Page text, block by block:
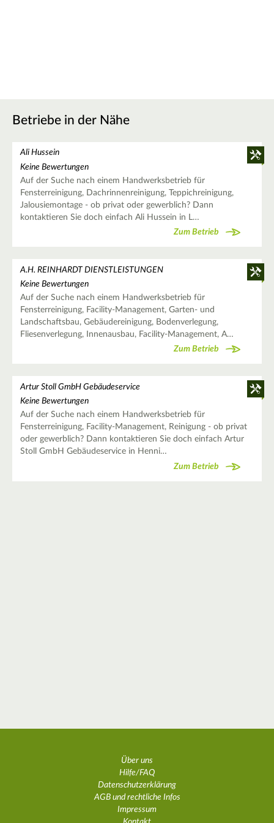
Betriebe in der Nähe
Ali Hussein
Keine Bewertungen
Auf der Suche nach einem Handwerksbetrieb für
Fensterreinigung, Dachrinnenreinigung, Teppichreinigung,
Jalousiemontage - ob privat oder gewerblich? Dann
kontaktieren Sie doch einfach Ali Hussein in L…
Zum Betrieb
A.H. REINHARDT DIENSTLEISTUNGEN
Keine Bewertungen
Auf der Suche nach einem Handwerksbetrieb für
Fensterreinigung, Facility-Management, Garten- und
Landschaftsbau, Gebäudereinigung, Bodenverlegung,
Fliesenverlegung, Innenausbau, Facility-Management, A…
Zum Betrieb
Artur Stoll GmbH Gebäudeservice
Keine Bewertungen
Auf der Suche nach einem Handwerksbetrieb für
Fensterreinigung, Facility-Management, Reinigung - ob privat
oder gewerblich? Dann kontaktieren Sie doch einfach Artur
Stoll GmbH Gebäudeservice in Henni…
Zum Betrieb
Über uns
Hilfe/FAQ
Datenschutzerklärung
AGB und rechtliche Infos
Impressum